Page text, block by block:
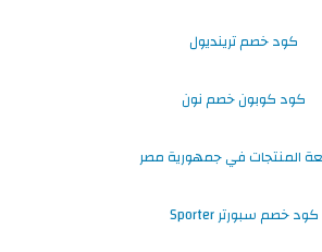
كود خصم ترينديول
كود كوبون خصم نون
المنتجات في جمهورية مصر
كود خصم سبورتر Sporter